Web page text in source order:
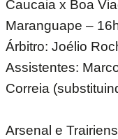
Caucaia x Boa
Maranguape –
Árbitro: Joélio
Assistentes:
Correia
Arsenal e